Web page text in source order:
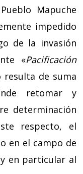
Mapuche
impedido
de la invasión
«Pacificación
resulta de suma
retomar y
determinación
respecto, el
en el campo de
en particular al